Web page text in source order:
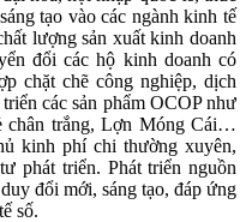
tạo vào các ngành kinh tế
lượng sản xuất kinh doanh
đổi các hộ kinh doanh có
chặt chẽ công nghiệp, dịch
các sản phẩm OCOP như
chân trắng, Lợn Móng Cái…
kinh phí chi thường xuyên,
phát triển. Phát triển nguồn
đổi mới, sáng tạo, đáp ứng
số.